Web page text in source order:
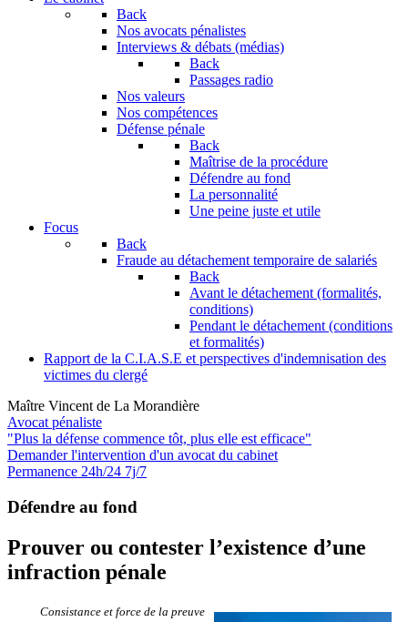
Back
Nos avocats pénalistes
Interviews & débats (médias)
Back
Passages radio
Nos valeurs
Nos compétences
Défense pénale
Back
Maîtrise de la procédure
Défendre au fond
La personnalité
Une peine juste et utile
Focus
Back
Fraude au détachement temporaire de salariés
Back
Avant le détachement (formalités,
conditions)
Pendant le détachement (conditions
et formalités)
Rapport de la C.I.A.S.E et perspectives d'indemnisation des
victimes du clergé
Maître Vincent de La Morandière
Avocat pénaliste
"Plus la défense commence tôt, plus elle est efficace"
Demander l'intervention d'un avocat du cabinet
Permanence 24h/24 7j/7
Défendre au fond
Prouver ou contester l’existence d’une
infraction pénale
Consistance et force de la preuve